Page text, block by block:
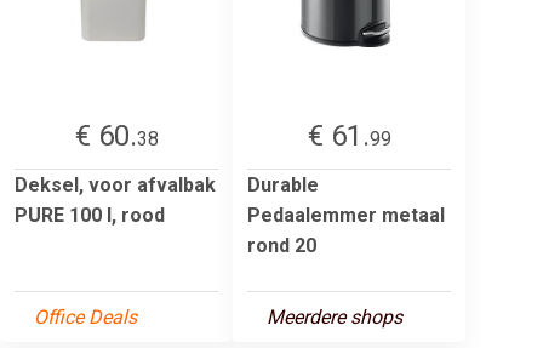
€ 60.38
Deksel, voor afvalbak
PURE 100 l, rood
Office Deals
€ 61.99
Durable
Pedaalemmer metaal
rond 20
Meerdere shops